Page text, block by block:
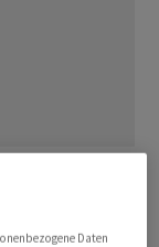
stehen. In den
gegen Ende
Daten